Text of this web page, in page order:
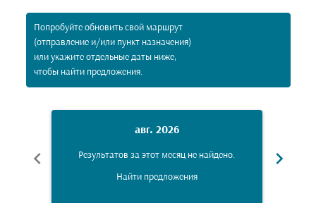
Попробуйте обновить свой маршрут
(отправление и/или пункт назначения)
или укажите отдельные даты ниже,
чтобы найти предложения.
chevron_left
авг. 2026
Результатов за этот месяц не найдено.
Найти предложения
chevron_right